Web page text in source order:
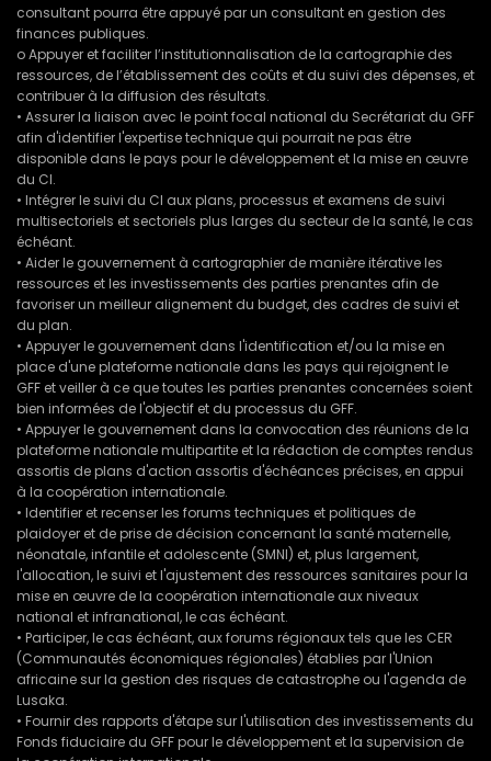
consultant pourra être appuyé par un consultant en gestion des
finances publiques.
o Appuyer et faciliter l’institutionnalisation de la cartographie des
ressources, de l’établissement des coûts et du suivi des dépenses, et
contribuer à la diffusion des résultats.
• Assurer la liaison avec le point focal national du Secrétariat du GFF
afin d'identifier l'expertise technique qui pourrait ne pas être
disponible dans le pays pour le développement et la mise en œuvre
du CI.
• Intégrer le suivi du CI aux plans, processus et examens de suivi
multisectoriels et sectoriels plus larges du secteur de la santé, le cas
échéant.
• Aider le gouvernement à cartographier de manière itérative les
ressources et les investissements des parties prenantes afin de
favoriser un meilleur alignement du budget, des cadres de suivi et
du plan.
• Appuyer le gouvernement dans l'identification et/ou la mise en
place d'une plateforme nationale dans les pays qui rejoignent le
GFF et veiller à ce que toutes les parties prenantes concernées soient
bien informées de l'objectif et du processus du GFF.
• Appuyer le gouvernement dans la convocation des réunions de la
plateforme nationale multipartite et la rédaction de comptes rendus
assortis de plans d'action assortis d'échéances précises, en appui
à la coopération internationale.
• Identifier et recenser les forums techniques et politiques de
plaidoyer et de prise de décision concernant la santé maternelle,
néonatale, infantile et adolescente (SMNI) et, plus largement,
l'allocation, le suivi et l'ajustement des ressources sanitaires pour la
mise en œuvre de la coopération internationale aux niveaux
national et infranational, le cas échéant.
• Participer, le cas échéant, aux forums régionaux tels que les CER
(Communautés économiques régionales) établies par l'Union
africaine sur la gestion des risques de catastrophe ou l'agenda de
Lusaka.
• Fournir des rapports d'étape sur l'utilisation des investissements du
Fonds fiduciaire du GFF pour le développement et la supervision de